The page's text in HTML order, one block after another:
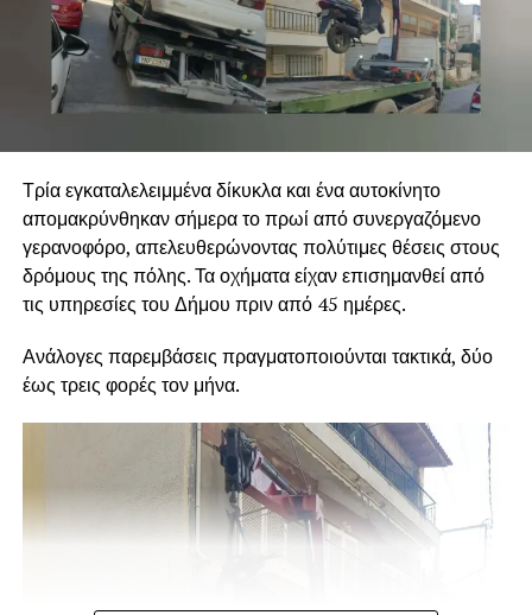
Τρία εγκαταλελειμμένα δίκυκλα και ένα αυτοκίνητο
απομακρύνθηκαν σήμερα το πρωί από συνεργαζόμενο
γερανοφόρο, απελευθερώνοντας πολύτιμες θέσεις στους
δρόμους της πόλης. Τα οχήματα είχαν επισημανθεί από
τις υπηρεσίες του Δήμου πριν από 45 ημέρες.
Ανάλογες παρεμβάσεις πραγματοποιούνται τακτικά, δύο
έως τρεις φορές τον μήνα.